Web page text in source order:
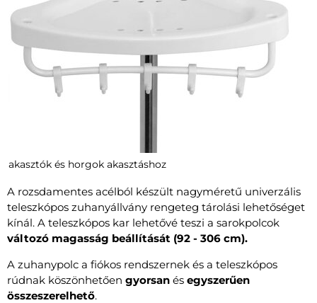
akasztók és horgok akasztáshoz
A rozsdamentes acélból készült nagyméretű univerzális
teleszkópos zuhanyállvány rengeteg tárolási lehetőséget
kínál. A teleszkópos kar lehetővé teszi a sarokpolcok
változó magasság beállítását (92 - 306 cm).
A zuhanypolc a fiókos rendszernek és a teleszkópos
rúdnak köszönhetően gyorsan és egyszerűen
összeszerelhető.